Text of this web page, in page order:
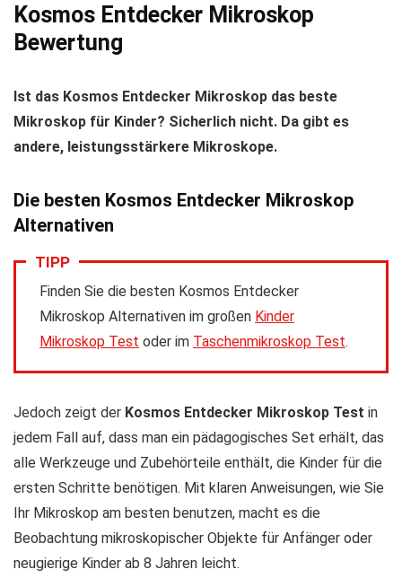
Kosmos Entdecker Mikroskop
Bewertung
Ist das Kosmos Entdecker Mikroskop das beste
Mikroskop für Kinder? Sicherlich nicht. Da gibt es
andere, leistungsstärkere Mikroskope.
Die besten Kosmos Entdecker Mikroskop
Alternativen
TIPP
Finden Sie die besten Kosmos Entdecker
Mikroskop Alternativen im großen Kinder
Mikroskop Test oder im Taschenmikroskop Test.
Jedoch zeigt der Kosmos Entdecker Mikroskop Test in
jedem Fall auf, dass man ein pädagogisches Set erhält, das
alle Werkzeuge und Zubehörteile enthält, die Kinder für die
ersten Schritte benötigen. Mit klaren Anweisungen, wie Sie
Ihr Mikroskop am besten benutzen, macht es die
Beobachtung mikroskopischer Objekte für Anfänger oder
neugierige Kinder ab 8 Jahren leicht.